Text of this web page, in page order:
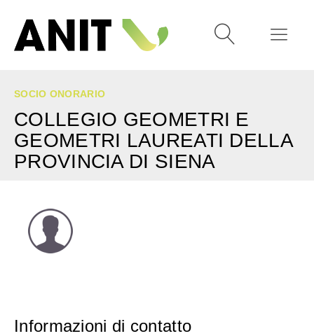
SOCIO ONORARIO
COLLEGIO GEOMETRI E
GEOMETRI LAUREATI DELLA
PROVINCIA DI SIENA
Informazioni di contatto